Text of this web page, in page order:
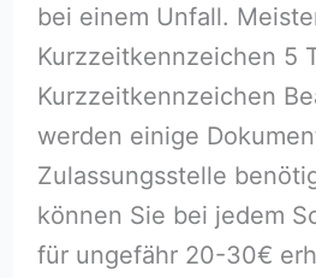
bei einem Unfall.
Kurzzeitkennzeichen 5
Kurzzeitkennzeichen
werden einige
Zulassungsstelle
können Sie bei jedem
für ungefähr 20-30€